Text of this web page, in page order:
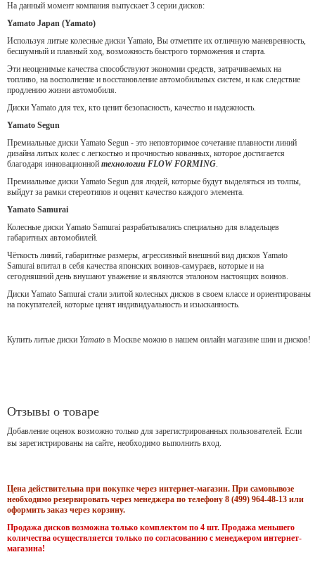
На данный момент компания выпускает 3 серии дисков:
Yamato Japan (Yamato)
Используя литые колесные диски Yamato, Вы отметите их отличную маневренность,
бесшумный и плавный ход, возможность быстрого торможения и старта.
Эти неоценимые качества способствуют экономии средств, затрачиваемых на
топливо, на восполнение и восстановление автомобильных систем, и как следствие
продлению жизни автомобиля.
Диски Yamato для тех, кто ценит безопасность, качество и надежность.
Yamato Segun
Премиальные диски Yamato Segun - это неповторимое сочетание плавности линий
дизайна литых колес с легкостью и прочностью кованных, которое достигается
благодаря инновационной технологии FLOW FORMING.
Премиальные диски Yamato Segun для людей, которые будут выделяться из толпы,
выйдут за рамки стереотипов и оценят качество каждого элемента.
Yamato Samurai
Колесные диски Yamato Samurai разрабатывались специально для владельцев
габаритных автомобилей.
Чёткость линий, габаритные размеры, агрессивный внешний вид дисков Yamato
Samurai впитал в себя качества японских воинов-самураев, которые и на
сегодняшний день внушают уважение и являются эталоном настоящих воинов.
Диски Yamato Samurai стали элитой колесных дисков в своем классе и ориентированы
на покупателей, которые ценят индивидуальность и изысканность.
Купить литые диски Yamato в Москве можно в нашем онлайн магазине шин и дисков!
Отзывы о товаре
Добавление оценок возможно только для зарегистрированных пользователей. Если
вы зарегистрированы на сайте, необходимо выполнить вход.
Цена действительна при покупке через интернет-магазин. При самовывозе
необходимо резервировать через менеджера по телефону 8 (499) 964-48-13 или
оформить заказ через корзину.
Продажа дисков возможна только комплектом по 4 шт. Продажа меньшего
количества осуществляется только по согласованию с менеджером интернет-
магазина!